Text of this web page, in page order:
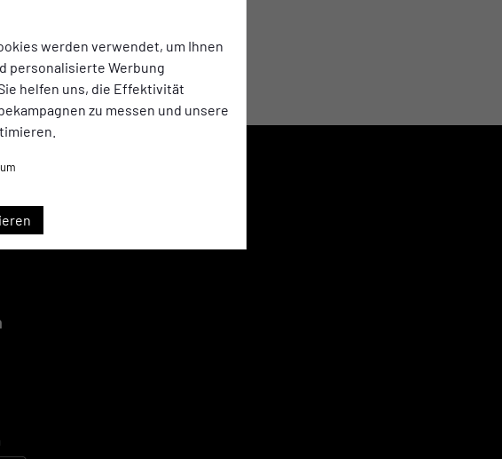
werden verwendet, um Ihnen
personalisierte Werbung
helfen uns, die Effektivität
zu messen und unsere